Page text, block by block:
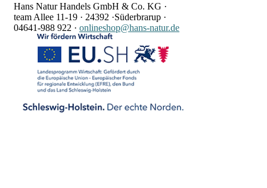
Hans Natur Handels GmbH & Co. KG ·
team Allee 11-19 · 24392 ·Süderbrarup ·
04641-988 922 · onlineshop@hans-natur.de